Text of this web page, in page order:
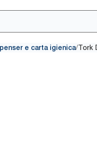
e carta igienica/Tork